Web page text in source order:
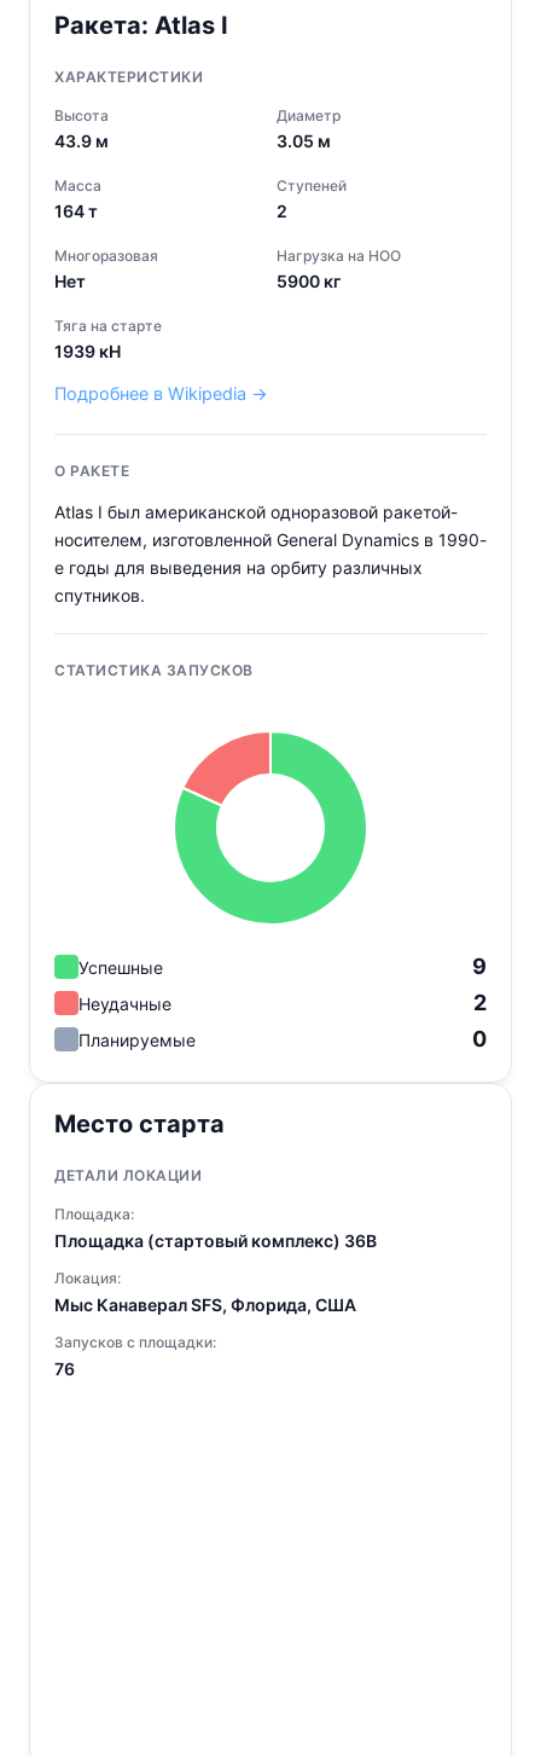
Ракета: Atlas I
ХАРАКТЕРИСТИКИ
Высота
43.9 м
Диаметр
3.05 м
Масса
164т
Ступеней
2
Многоразовая
Нет
Нагрузка на НОО
5900 кг
Тяга на старте
1939 кН
Подробнее в Wikipedia →
О РАКЕТЕ
Atlas I был американской одноразовой ракетой-
носителем, изготовленной General Dynamics в 1990-
е годы для выведения на орбиту различных
спутников.
СТАТИСТИКА ЗАПУСКОВ
Успешные 9
Неудачные 2
Планируемые 0
Место старта
ДЕТАЛИ ЛОКАЦИИ
Площадка:
Площадка (стартовый комплекс) 36B
Локация:
Мыс Канаверал SFS, Флорида, США
Запусков с площадки:
76